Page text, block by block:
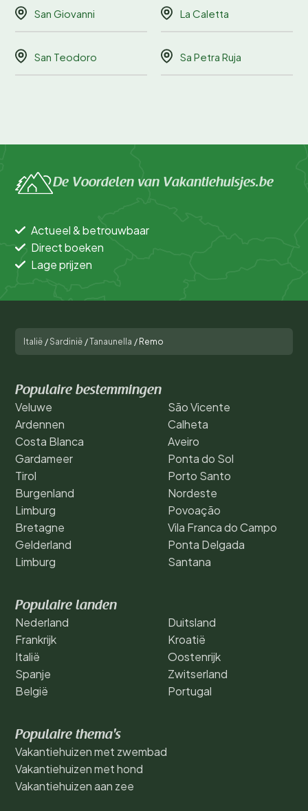
San Giovanni La Caletta
San Teodoro Sa Petra Ruja
De Voordelen van Vakantiehuisjes.be
Actueel & betrouwbaar
Direct boeken
Lage prijzen
Italië /Sardinië /Tanaunella / Remo
Populaire bestemmingen
Veluwe
Ardennen
Costa Blanca
Gardameer
Tirol
Burgenland
Limburg
Bretagne
Gelderland
Limburg
São Vicente
Calheta
Aveiro
Ponta do Sol
Porto Santo
Nordeste
Povoação
Vila Franca do Campo
Ponta Delgada
Santana
Populaire landen
Nederland
Frankrijk
Italië
Spanje
België
Duitsland
Kroatië
Oostenrijk
Zwitserland
Portugal
Populaire thema's
Vakantiehuizen met zwembad
Vakantiehuizen met hond
Vakantiehuizen aan zee